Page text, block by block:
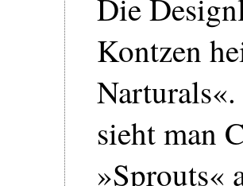
Die
Kontzen
sieht man
»Sprouts«